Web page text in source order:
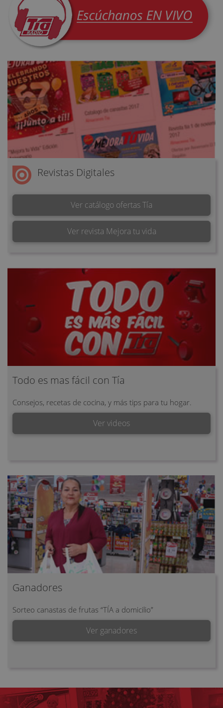
Revistas Digitales
Ver catálogo ofertas Tía
Ver revista Mejora tu vida
Todo es mas fácil con Tía
Consejos, recetas de cocina, y más tips para tu hogar.
Ver videos
Ganadores
Sorteo canastas de frutas “TÍA a domicilio”
Ver ganadores